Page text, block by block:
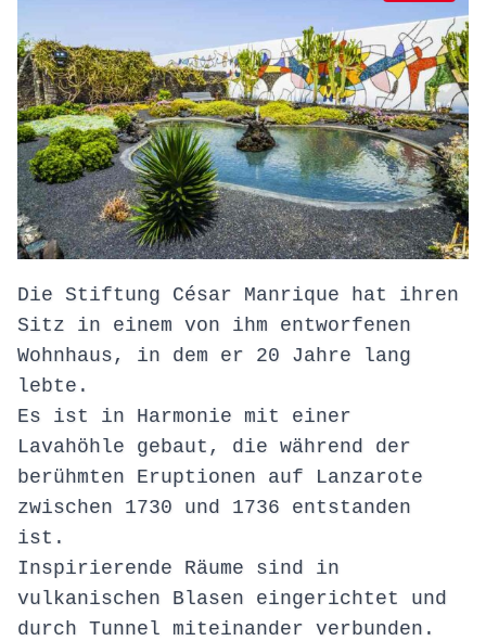
Die Stiftung César Manrique hat ihren
Sitz in einem von ihm entworfenen
Wohnhaus, in dem er 20 Jahre lang
lebte.
Es ist in Harmonie mit einer
Lavahöhle gebaut, die während der
berühmten Eruptionen auf Lanzarote
zwischen 1730 und 1736 entstanden
ist.
Inspirierende Räume sind in
vulkanischen Blasen eingerichtet und
durch Tunnel miteinander verbunden.